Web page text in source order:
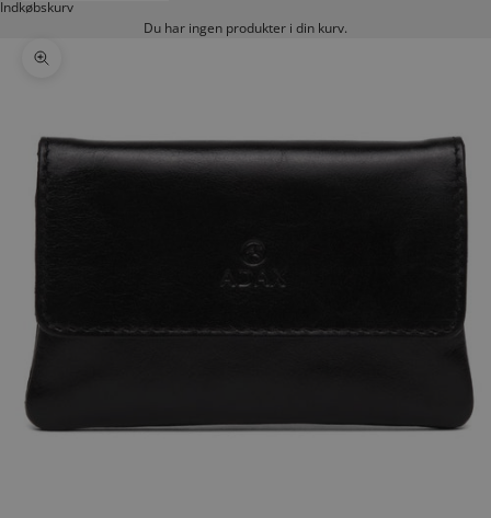
Indkøbskurv
Du har ingen produkter i din kurv.
Zoom